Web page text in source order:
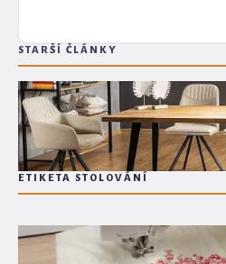
STARŠÍ ČLÁNKY
ETIKETA STOLOVÁNÍ